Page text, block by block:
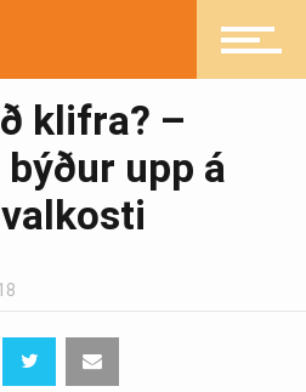
klifra? –
upp á